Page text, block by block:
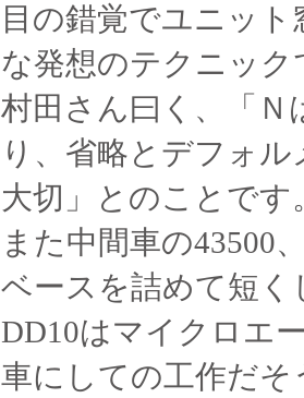
目の錯覚でユニッ
な発想のテクニック
村田さん曰く、「Ｎ
り、省略とデフォ
大切」とのことです
また中間車の43500
ベースを詰めて短く
DD10はマイクロエ
車にしての工作だ